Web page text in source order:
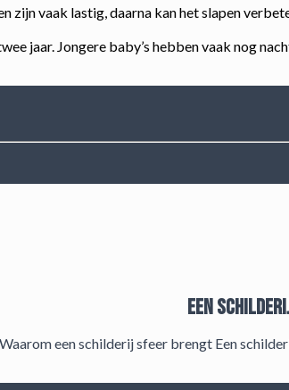
zijn vaak lastig, daarna kan het slapen
jaar. Jongere baby’s hebben vaak nog
Een
Waarom een schilderij sfeer brengt Een